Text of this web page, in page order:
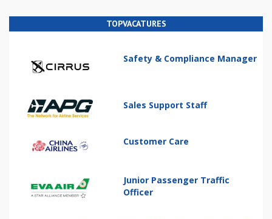
TOPVACATURES
Safety & Compliance Manager
Sales Support Staff
Customer Care
Junior Passenger Traffic
Officer